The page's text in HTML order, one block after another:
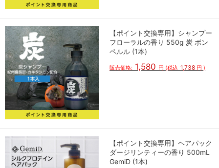
【ポイント交換専用】シャンプー
フローラルの香り 550g 炭 ボン
ペルル (1本)
販売価格: 1,580 円 (税込 1,738 円 )
【ポイント交換専用】ヘアパック
ダージリンティーの香り 500mL
GemiD (1本)